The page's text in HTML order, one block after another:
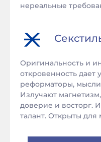
нереальные
Оригинальность и
откровенность дает
реформаторы,
Излучают
доверие и восторг.
талант. Открыты для